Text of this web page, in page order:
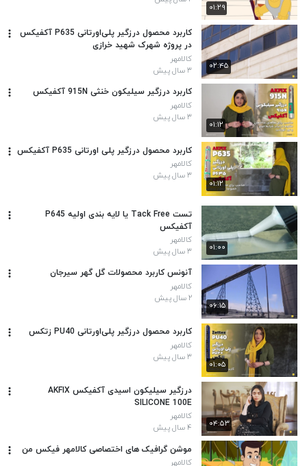
۰۱:۲۹
۰۲:۴۵
کاربرد محصول درزگیر پلی‌اورتانی P635 آکفیکس
در پروژه شهرک شهید خرازی
کالامهر
۳ سال پیش
۰۱:۱۲
کاربرد درزگیر سیلیکون خنثی 915N آکفیکس
کالامهر
۳ سال پیش
۰۱:۱۲
کاربرد محصول درزگیر پلی اورتانی P635 آکفیکس
کالامهر
۳ سال پیش
۰۱:۰۰
تست Tack Free یا لایه بندی اولیه P645
آکفیکس
کالامهر
۳ سال پیش
۰۶:۱۵
آنونس کاربرد محصولات گل گهر سیرجان
کالامهر
۲ سال پیش
۰۱:۰۵
کاربرد محصول درزگیر پلی‌اورتانی PU40 زتکس
کالامهر
۳ سال پیش
۰۴:۵۳
درزگیر سیلیکون اسیدی آکفیکس AKFIX
SILICONE 100E
کالامهر
۴ سال پیش
موشن گرافیک های اختصاصی کالامهر فیکس من
کالامهر